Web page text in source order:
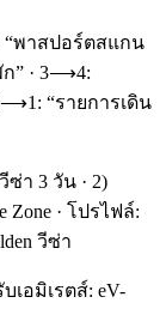
พาสปอร์ตสแกน
” · 3⟶4:
“รายการเดิน
า 3 วัน · 2)
Zone · โปรไฟล์:
วีซ่า
เอมิเรตส์: eV-